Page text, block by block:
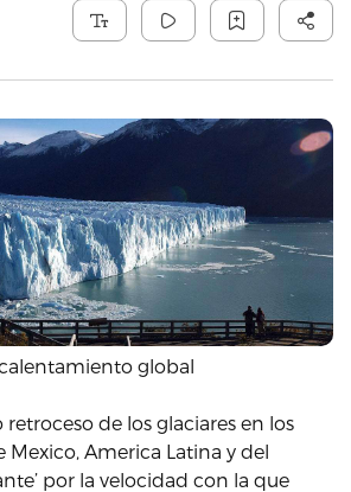
global
de los glaciares en los
Mexico, America Latina y del
por la velocidad con la que